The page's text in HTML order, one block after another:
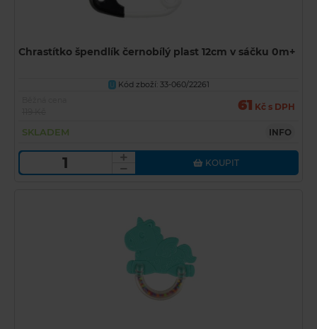
Chrastítko špendlík černobílý plast 12cm v sáčku 0m+
U Kód zboží: 33-060/22261
61 Kč s DPH
SKLADEM INFO
KOUPIT